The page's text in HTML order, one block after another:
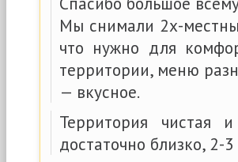
Мы снимали 2х-
что нужно для
территории, меню
— вкусное.
Территория чистая
достаточно близко, 2-